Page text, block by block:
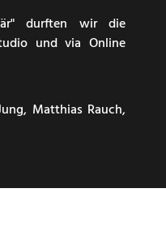
durften wir die
und via Online
Matthias Rauch,